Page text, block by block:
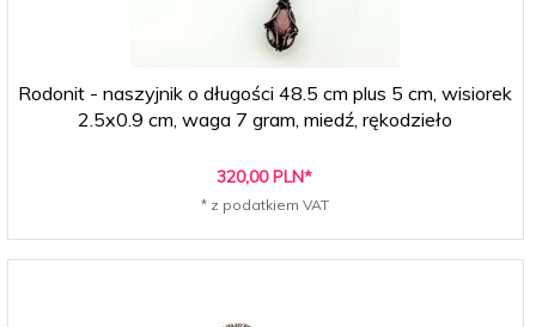
Rodonit - naszyjnik o długości 48.5 cm plus 5 cm, wisiorek
2.5x0.9 cm, waga 7 gram, miedź, rękodzieło
320,00 PLN*
* z podatkiem VAT